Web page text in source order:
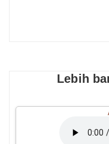
Lebih